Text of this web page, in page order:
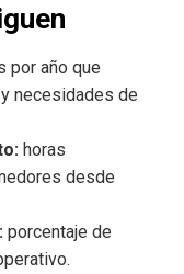
por año que
necesidades de
horas
desde
porcentaje de